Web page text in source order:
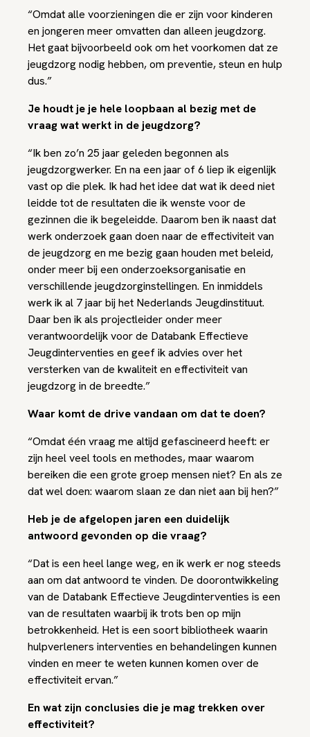
“Omdat alle voorzieningen die er zijn voor kinderen
en jongeren meer omvatten dan alleen jeugdzorg.
Het gaat bijvoorbeeld ook om het voorkomen dat ze
jeugdzorg nodig hebben, om preventie, steun en hulp
dus.”
Je houdt je je hele loopbaan al bezig met de
vraag wat werkt in de jeugdzorg?
“Ik ben zo’n 25 jaar geleden begonnen als
jeugdzorgwerker. En na een jaar of 6 liep ik eigenlijk
vast op die plek. Ik had het idee dat wat ik deed niet
leidde tot de resultaten die ik wenste voor de
gezinnen die ik begeleidde. Daarom ben ik naast dat
werk onderzoek gaan doen naar de effectiviteit van
de jeugdzorg en me bezig gaan houden met beleid,
onder meer bij een onderzoeksorganisatie en
verschillende jeugdzorginstellingen. En inmiddels
werk ik al 7 jaar bij het Nederlands Jeugdinstituut.
Daar ben ik als projectleider onder meer
verantwoordelijk voor de Databank Effectieve
Jeugdinterventies en geef ik advies over het
versterken van de kwaliteit en effectiviteit van
jeugdzorg in de breedte.”
Waar komt de drive vandaan om dat te doen?
“Omdat één vraag me altijd gefascineerd heeft: er
zijn heel veel tools en methodes, maar waarom
bereiken die een grote groep mensen niet? En als ze
dat wel doen: waarom slaan ze dan niet aan bij hen?”
Heb je de afgelopen jaren een duidelijk
antwoord gevonden op die vraag?
“Dat is een heel lange weg, en ik werk er nog steeds
aan om dat antwoord te vinden. De doorontwikkeling
van de Databank Effectieve Jeugdinterventies is een
van de resultaten waarbij ik trots ben op mijn
betrokkenheid. Het is een soort bibliotheek waarin
hulpverleners interventies en behandelingen kunnen
vinden en meer te weten kunnen komen over de
effectiviteit ervan.”
En wat zijn conclusies die je mag trekken over
effectiviteit?